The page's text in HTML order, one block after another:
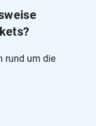
rund um die